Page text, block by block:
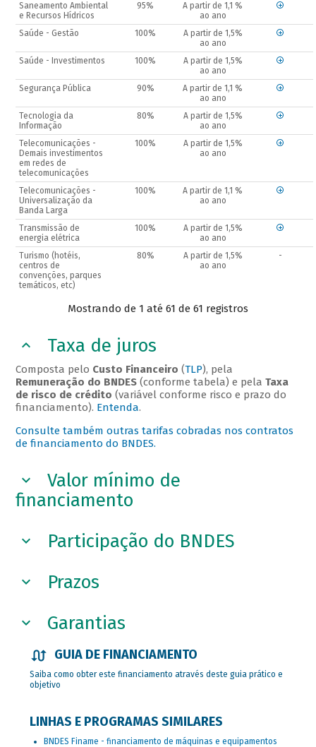
Saneamento Ambiental
e Recursos Hídricos
95%
A partir de 1,1 %
ao ano
Saúde - Gestão
100%
A partir de 1,5%
ao ano
Saúde - Investimentos
100%
A partir de 1,5%
ao ano
Segurança Pública
90%
A partir de 1,1 %
ao ano
Tecnologia da
Informação
80%
A partir de 1,5%
ao ano
Telecomunicações -
Demais investimentos
em redes de
telecomunicações
100%
A partir de 1,5%
ao ano
Telecomunicações -
Universalização da
Banda Larga
100%
A partir de 1,1 %
ao ano
Transmissão de
energia elétrica
100%
A partir de 1,5%
ao ano
Turismo (hotéis,
centros de
convenções, parques
temáticos, etc)
80%
A partir de 1,5%
ao ano
-
Mostrando de 1 até 61 de 61 registros
Taxa de juros
Composta pelo Custo Financeiro (TLP), pela
Remuneração do BNDES (conforme tabela) e pelaTaxa
de risco de crédito (variável conforme risco e prazo do
financiamento). Entenda.
Consulte também outras tarifas cobradas nos contratos
de financiamento do BNDES.
Valor mínimo de
financiamento
Participação do BNDES
Prazos
Garantias
GUIA DE FINANCIAMENTO
Saiba como obter este financiamento através deste guia prático e
objetivo
LINHAS E PROGRAMAS SIMILARES
BNDES Finame - financiamento de máquinas e equipamentos